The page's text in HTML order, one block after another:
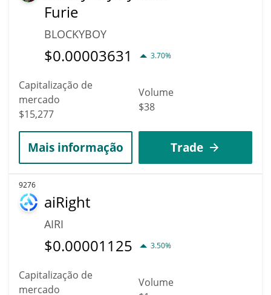
Furie
BLOCKYBOY
$0.00003631 3.70%
Capitalização de
mercado
$15,277
Volume
$38
Mais informação Trade
9276
aiRight
AIRI
$0.00001125 3.50%
Capitalização de
mercado
Volume